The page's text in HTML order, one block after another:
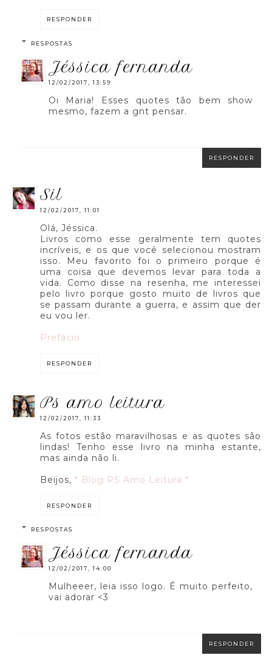
RESPONDER
RESPOSTAS
jéssica fernanda
12/02/2017, 13:59
Oi Maria! Esses quotes tão bem show
mesmo, fazem a gnt pensar.
RESPONDER
sil
12/02/2017, 11:01
Olá, Jéssica.
Livros como esse geralmente tem quotes
incríveis, e os que você selecionou mostram
isso. Meu favorito foi o primeiro porque é
uma coisa que devemos levar para toda a
vida. Como disse na resenha, me interessei
pelo livro porque gosto muito de livros que
se passam durante a guerra, e assim que der
eu vou ler.
Prefácio
RESPONDER
ps amo leitura
12/02/2017, 11:33
As fotos estão maravilhosas e as quotes são
lindas! Tenho esse livro na minha estante,
mas ainda não li.
Beijos, * Blog PS Amo Leitura *
RESPONDER
RESPOSTAS
jéssica fernanda
12/02/2017, 14:00
Mulheeer, leia isso logo. É muito perfeito,
vai adorar <3
RESPONDER